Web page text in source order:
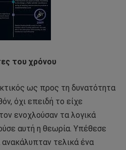
του χρόνου
ως προς τη δυνατότητα
όχι επειδή το είχε
ενοχλούσαν τα λογικά
αυτή η θεωρία. Υπέθεσε
ανακάλυπταν τελικά ένα